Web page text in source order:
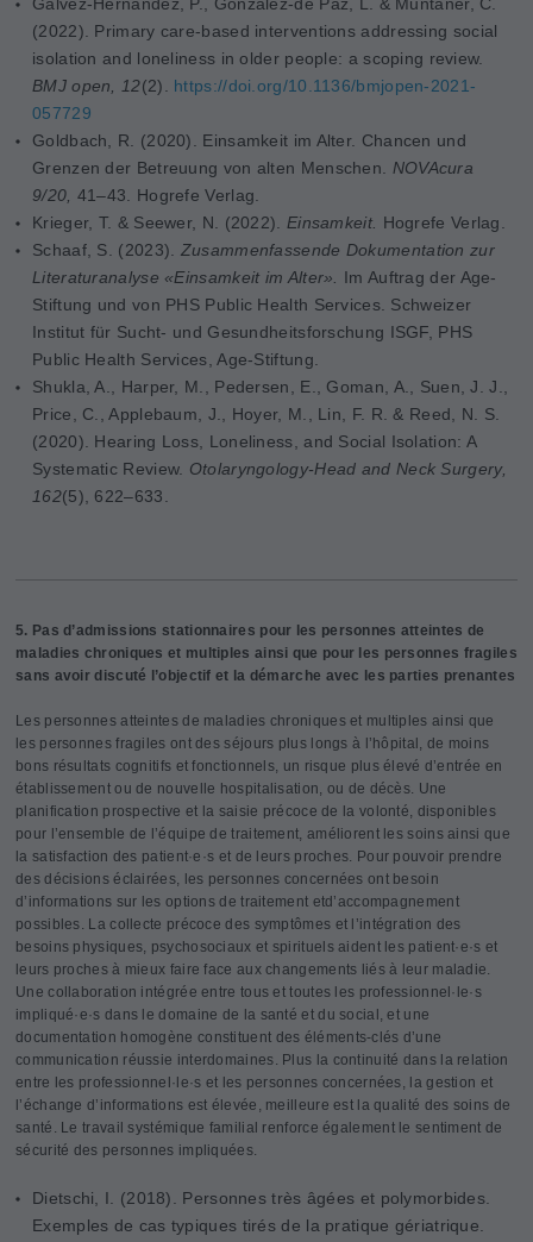
Galvez-Hernandez, P., González-de Paz, L. & Muntaner, C.
(2022). Primary care-based interventions addressing social
isolation and loneliness in older people: a scoping review.
BMJ open, 12(2). https://doi.org/10.1136/bmjopen-2021-
057729
Goldbach, R. (2020). Einsamkeit im Alter. Chancen und
Grenzen der Betreuung von alten Menschen. NOVAcura
9/20, 41–43. Hogrefe Verlag.
Krieger, T. & Seewer, N. (2022). Einsamkeit. Hogrefe Verlag.
Schaaf, S. (2023). Zusammenfassende Dokumentation zur
Literaturanalyse «Einsamkeit im Alter». Im Auftrag der Age-
Stiftung und von PHS Public Health Services. Schweizer
Institut für Sucht- und Gesundheitsforschung ISGF, PHS
Public Health Services, Age-Stiftung.
Shukla, A., Harper, M., Pedersen, E., Goman, A., Suen, J. J.,
Price, C., Applebaum, J., Hoyer, M., Lin, F. R. & Reed, N. S.
(2020). Hearing Loss, Loneliness, and Social Isolation: A
Systematic Review. Otolaryngology-Head and Neck Surgery,
162(5), 622–633.
5. Pas d’admissions stationnaires pour les personnes atteintes de
maladies chroniques et multiples ainsi que pour les personnes fragiles
sans avoir discuté l’objectif et la démarche avec les parties prenantes
Les personnes atteintes de maladies chroniques et multiples ainsi que
les personnes fragiles ont des séjours plus longs à l’hôpital, de moins
bons résultats cognitifs et fonctionnels, un risque plus élevé d’entrée en
établissement ou de nouvelle hospitalisation, ou de décès. Une
planification prospective et la saisie précoce de la volonté, disponibles
pour l’ensemble de l’équipe de traitement, améliorent les soins ainsi que
la satisfaction des patient·e·s et de leurs proches. Pour pouvoir prendre
des décisions éclairées, les personnes concernées ont besoin
d’informations sur les options de traitement etd’accompagnement
possibles. La collecte précoce des symptômes et l’intégration des
besoins physiques, psychosociaux et spirituels aident les patient·e·s et
leurs proches à mieux faire face aux changements liés à leur maladie.
Une collaboration intégrée entre tous et toutes les professionnel·le·s
impliqué·e·s dans le domaine de la santé et du social, et une
documentation homogène constituent des éléments-clés d’une
communication réussie interdomaines. Plus la continuité dans la relation
entre les professionnel·le·s et les personnes concernées, la gestion et
l’échange d’informations est élevée, meilleure est la qualité des soins de
santé. Le travail systémique familial renforce également le sentiment de
sécurité des personnes impliquées.
Dietschi, I. (2018). Personnes très âgées et polymorbides.
Exemples de cas typiques tirés de la pratique gériatrique.